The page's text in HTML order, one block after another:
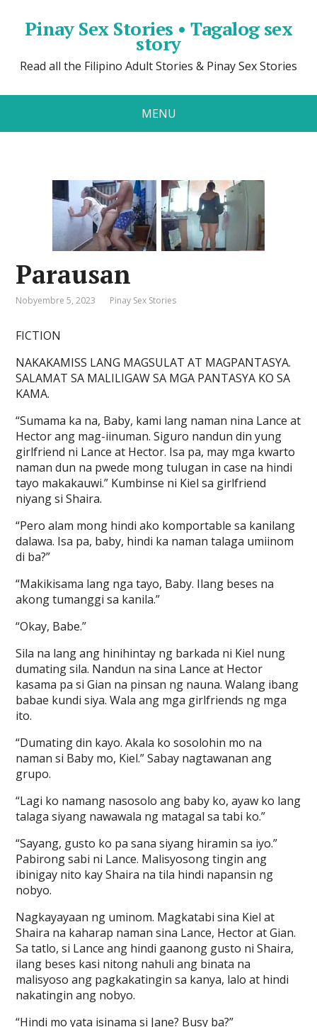
Pinay Sex Stories • Tagalog sex
story
Read all the Filipino Adult Stories & Pinay Sex Stories
MENU
Parausan
Nobyembre 5, 2023 Pinay Sex Stories
FICTION
NAKAKAMISS LANG MAGSULAT AT MAGPANTASYA.
SALAMAT SA MALILIGAW SA MGA PANTASYA KO SA
KAMA.
“Sumama ka na, Baby, kami lang naman nina Lance at
Hector ang mag-iinuman. Siguro nandun din yung
girlfriend ni Lance at Hector. Isa pa, may mga kwarto
naman dun na pwede mong tulugan in case na hindi
tayo makakauwi.” Kumbinse ni Kiel sa girlfriend
niyang si Shaira.
“Pero alam mong hindi ako komportable sa kanilang
dalawa. Isa pa, baby, hindi ka naman talaga umiinom
di ba?”
“Makikisama lang nga tayo, Baby. Ilang beses na
akong tumanggi sa kanila.”
“Okay, Babe.”
Sila na lang ang hinihintay ng barkada ni Kiel nung
dumating sila. Nandun na sina Lance at Hector
kasama pa si Gian na pinsan ng nauna. Walang ibang
babae kundi siya. Wala ang mga girlfriends ng mga
ito.
“Dumating din kayo. Akala ko sosolohin mo na
naman si Baby mo, Kiel.” Sabay nagtawanan ang
grupo.
“Lagi ko namang nasosolo ang baby ko, ayaw ko lang
talaga siyang nawawala ng matagal sa tabi ko.”
“Sayang, gusto ko pa sana siyang hiramin sa iyo.”
Pabirong sabi ni Lance. Malisyosong tingin ang
ibinigay nito kay Shaira na tila hindi napansin ng
nobyo.
Nagkayayaan ng uminom. Magkatabi sina Kiel at
Shaira na kaharap naman sina Lance, Hector at Gian.
Sa tatlo, si Lance ang hindi gaanong gusto ni Shaira,
ilang beses kasi nitong nahuli ang binata na
malisyoso ang pagkakatingin sa kanya, lalo at hindi
nakatingin ang nobyo.
“Hindi mo yata isinama si Jane? Busy ba?”